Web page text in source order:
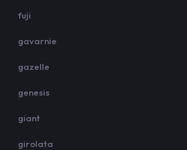
fuji
gavarnie
gazelle
genesis
giant
girolata